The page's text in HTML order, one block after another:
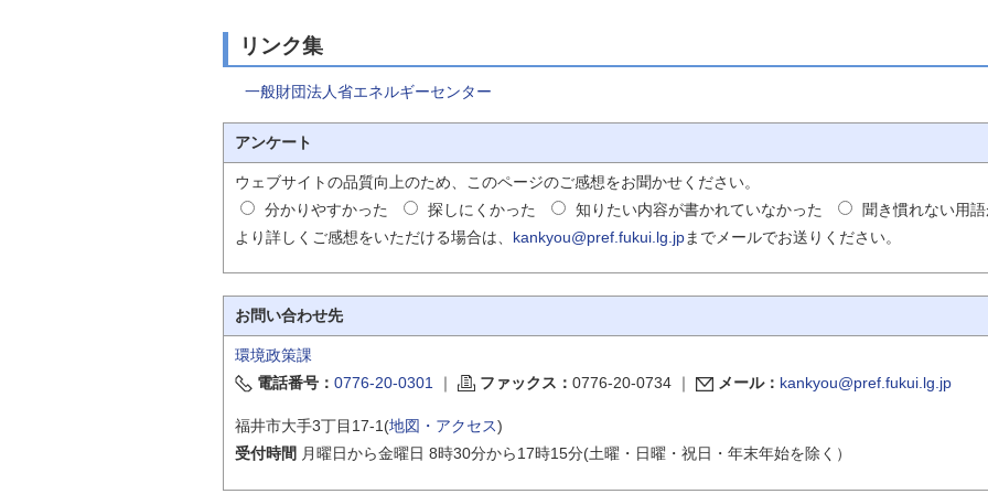
リンク集
一般財団法人省エネルギーセンター
アンケート
ウェブサイトの品質向上のため、このページのご感想をお聞かせください。
分かりやすかった
探しにくかった 知りたい内容が書かれていなかった
聞き慣れない用
より詳しくご感想をいただける場合は、 kankyou@pref.fukui.lg.jpまでメールでお送りください。
お問い合わせ先
環境政策課
電話番号： 0776-20-0301 ｜ ファックス： 0776-20-0734 ｜ メール： kankyou@pref.fukui.lg.jp
福井市大手3丁目17-1(地図・アクセス)
受付時間 月曜日から金曜日 8時30分から17時15分(土曜・日曜・祝日・年末年始を除く）